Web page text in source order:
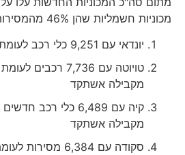
מכוניות חשמליות שהן 46% מהמסירות. רשימת 10 הגדולים:
יונדאי עם 9,251 כלי רכב לעומת 9,148 אשתקד
מקבילה אשתקד
מקבילה אשתקד